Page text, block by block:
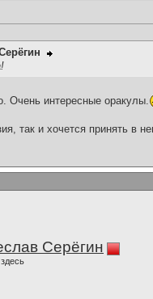
Очень интересные оракулы.
так и хочется принять в
Серёгин